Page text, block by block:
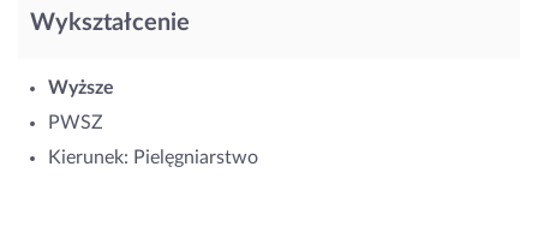
Wykształcenie
Wyższe
PWSZ
Kierunek: Pielęgniarstwo